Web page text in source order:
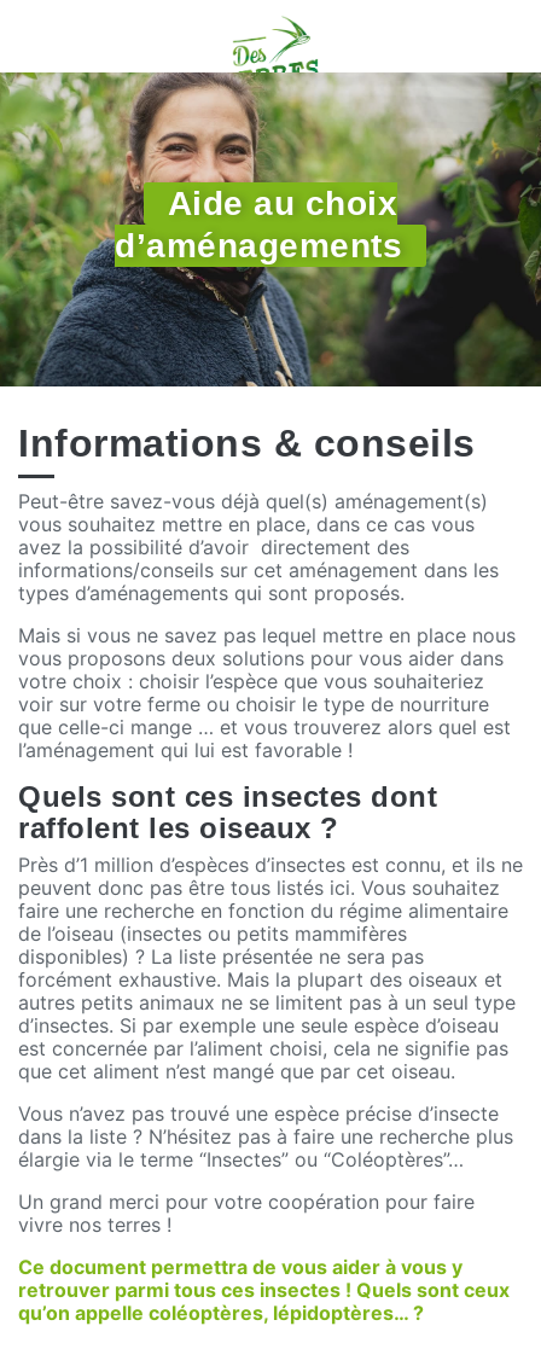
Aide au choix
d’aménagements
Informations & conseils
Peut-être savez-vous déjà quel(s) aménagement(s)
vous souhaitez mettre en place, dans ce cas vous
avez la possibilité d’avoir directement des
informations/conseils sur cet aménagement dans les
types d’aménagements qui sont proposés.
Mais si vous ne savez pas lequel mettre en place nous
vous proposons deux solutions pour vous aider dans
votre choix : choisir l’espèce que vous souhaiteriez
voir sur votre ferme ou choisir le type de nourriture
que celle-ci mange … et vous trouverez alors quel est
l’aménagement qui lui est favorable !
Quels sont ces insectes dont
raffolent les oiseaux ?
Près d’1 million d’espèces d’insectes est connu, et ils ne
peuvent donc pas être tous listés ici. Vous souhaitez
faire une recherche en fonction du régime alimentaire
de l’oiseau (insectes ou petits mammifères
disponibles) ? La liste présentée ne sera pas
forcément exhaustive. Mais la plupart des oiseaux et
autres petits animaux ne se limitent pas à un seul type
d’insectes. Si par exemple une seule espèce d’oiseau
est concernée par l’aliment choisi, cela ne signifie pas
que cet aliment n’est mangé que par cet oiseau.
Vous n’avez pas trouvé une espèce précise d’insecte
dans la liste ? N’hésitez pas à faire une recherche plus
élargie via le terme “Insectes” ou “Coléoptères”…
Un grand merci pour votre coopération pour faire
vivre nos terres !
Ce document permettra de vous aider à vous y
retrouver parmi tous ces insectes ! Quels sont ceux
qu’on appelle coléoptères, lépidoptères… ?